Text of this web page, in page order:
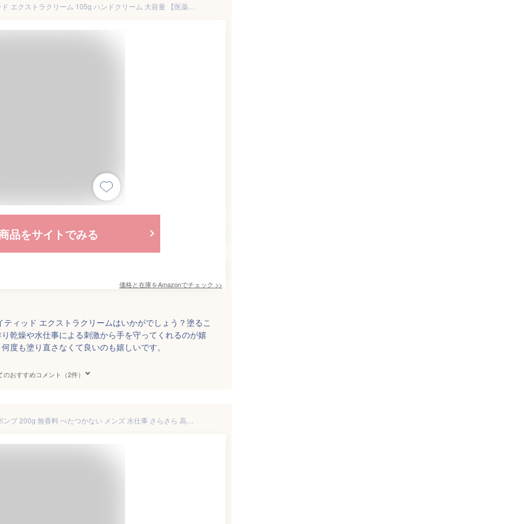
品をサイトでみる
価格と在庫をAmazonでチェック >>
ィッド エクストラクリームはいかがでしょう？塗るこ
乾燥や水仕事による刺激から手を守ってくれるのが嬉
度も塗り直さなくて良いのも嬉しいです。
のおすすめコメント（2件）